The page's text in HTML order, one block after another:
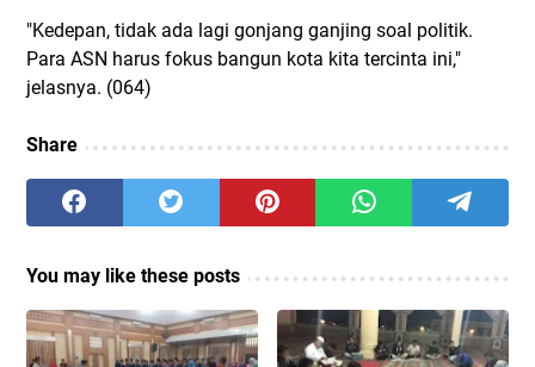
"Kedepan, tidak ada lagi gonjang ganjing soal politik.
Para ASN harus fokus bangun kota kita tercinta ini,"
jelasnya. (064)
Share
You may like these posts